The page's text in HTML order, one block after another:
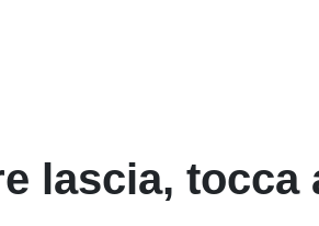
lascia, tocca